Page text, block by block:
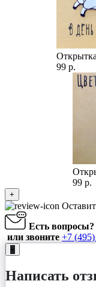
99 р.
99 р.
+
Есть вопросы?
или звоните +7
+
Написать